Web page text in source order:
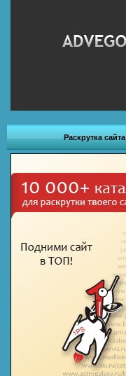
Раскрутка сайта